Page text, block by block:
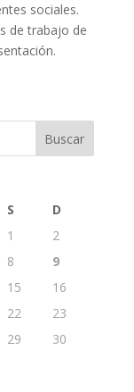
sociales.
de trabajo de
Buscar
S
D
1
2
8
9
15
16
22
23
29
30